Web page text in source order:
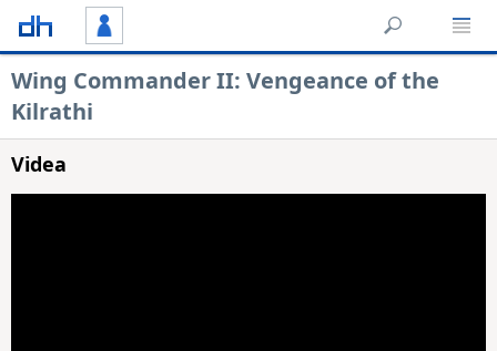
Wing Commander II: Vengeance of the
Kilrathi
Videa